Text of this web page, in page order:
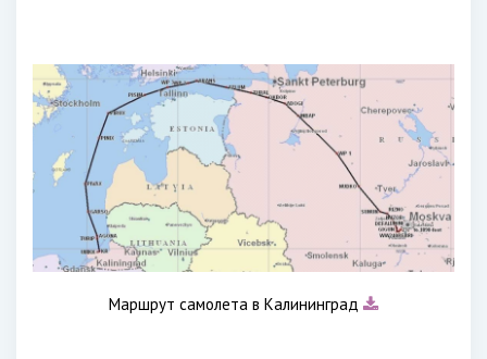
Маршрут самолета в Калининград